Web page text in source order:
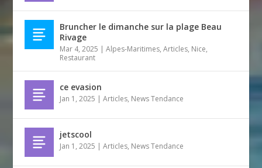
Bruncher le dimanche sur la plage Beau
Rivage
Mar 4, 2025 |Alpes-Maritimes,Articles, Nice,
Restaurant
ce evasion
Jan 1, 2025 |Articles, News Tendance
jetscool
Jan 1, 2025 |Articles, News Tendance